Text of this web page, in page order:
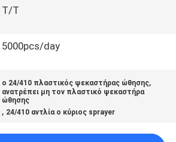
T/T
5000pcs/day
ο 24/410 πλαστικός ψεκαστήρας ώθησης,
ανατρέπει μη τον πλαστικό ψεκαστήρα
ώθησης
, 24/410 αντλία ο κύριος sprayer